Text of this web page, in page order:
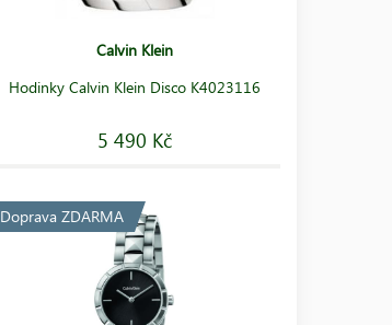
Calvin Klein
Hodinky Calvin Klein Disco K4023116
5 490 Kč
Doprava ZDARMA